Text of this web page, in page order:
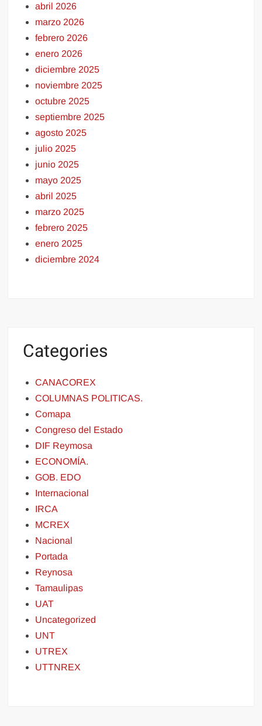
abril 2026
marzo 2026
febrero 2026
enero 2026
diciembre 2025
noviembre 2025
octubre 2025
septiembre 2025
agosto 2025
julio 2025
junio 2025
mayo 2025
abril 2025
marzo 2025
febrero 2025
enero 2025
diciembre 2024
Categories
CANACOREX
COLUMNAS POLITICAS.
Comapa
Congreso del Estado
DIF Reymosa
ECONOMÍA.
GOB. EDO
Internacional
IRCA
MCREX
Nacional
Portada
Reynosa
Tamaulipas
UAT
Uncategorized
UNT
UTREX
UTTNREX